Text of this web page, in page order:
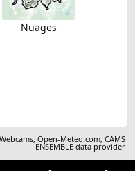
Nuages
,Open-Meteo.com,CAMS
ENSEMBLE data provider